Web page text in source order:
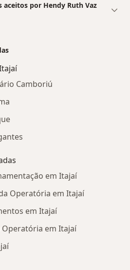
aceitos por Hendy Ruth Vaz
Camboriú
em Itajaí
Operatória em Itajaí
em Itajaí
Operatória em Itajaí